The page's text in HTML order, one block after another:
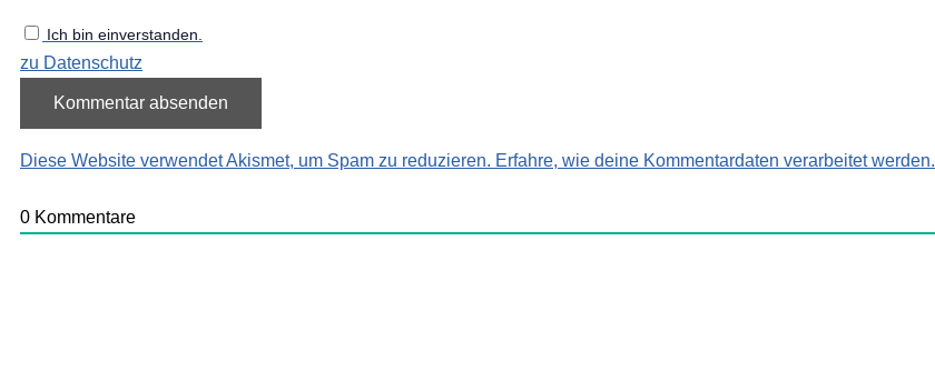
Ich bin einverstanden.
zu Datenschutz
Diese Website verwendet Akismet, um Spam zu reduzieren. Erfahre, wie deine Kommentardaten verarbeitet werden.
0 Kommentare